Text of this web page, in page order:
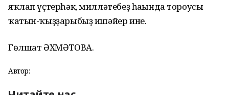
яҡлап үҫтерһәк, милләтебеҙ һағында тороусы
ҡатын-ҡыҙҙарыбыҙ ишәйер ине.
Гөлшат ӘХМӘТОВА.
Автор: